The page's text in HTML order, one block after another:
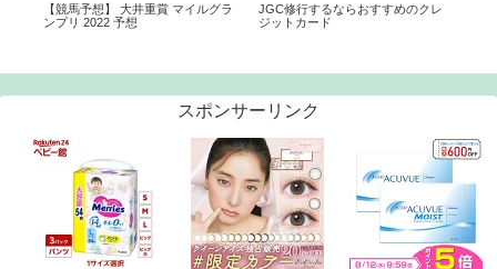
【競馬予想】 大井重賞 マイルグラ
ンプリ 2022 予想
JGC修行するならおすすめのクレ
ジットカード
スポンサーリンク